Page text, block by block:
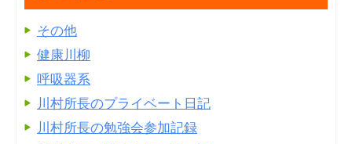
その他
健康川柳
呼吸器系
川村所長のプライベート日記
川村所長の勉強会参加記録